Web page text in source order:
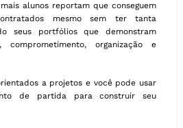
alunos reportam que conseguem
mesmo sem ter tanta
seus portfólios que demonstram
organização e
a projetos e você pode usar
de partida para construir seu